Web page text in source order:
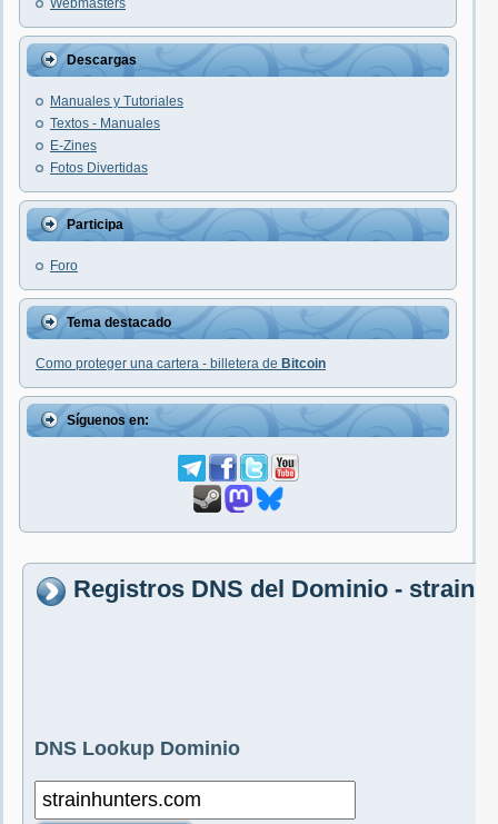
Webmasters
Descargas
Manuales y Tutoriales
Textos - Manuales
E-Zines
Fotos Divertidas
Participa
Foro
Tema destacado
Como proteger una cartera - billetera de Bitcoin
Síguenos en:
Registros DNS del Dominio -
DNS Lookup Dominio